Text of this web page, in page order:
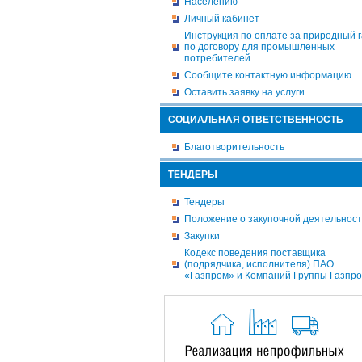
Личный кабинет
Инструкция по оплате за природный
по договору для промышленных
потребителей
Сообщите контактную информацию
Оставить заявку на услуги
СОЦИАЛЬНАЯ ОТВЕТСТВЕННОСТЬ
Благотворительность
ТЕНДЕРЫ
Тендеры
Положение о закупочной
Закупки
Кодекс поведения поставщика
(подрядчика, исполнителя) ПАО
«Газпром» и Компаний Группы